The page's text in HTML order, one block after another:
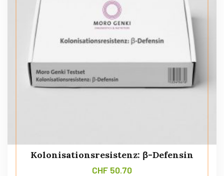
Kolonisationsresistenz: β-Defensin
CHF 50.70